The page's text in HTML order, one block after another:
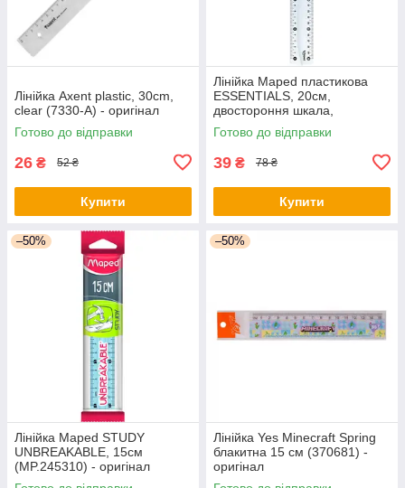
Лінійка Axent plastic, 30cm,
clear (7330-А) - оригінал
Готово до відправки
26 ₴ 52 ₴
Купити
Лінійка Maped пластикова
ESSENTIALS, 20см,
двостороння шкала,
прозорий (MP.146108) -
оригінал
Готово до відправки
39 ₴ 78 ₴
Купити
–50%
Лінійка Maped STUDY
UNBREAKABLE, 15см
(MP.245310) - оригінал
–50%
Лінійка Yes Minecraft Spring
блакитна 15 см (370681) -
оригінал